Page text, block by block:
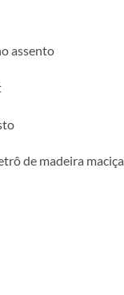
assento
de madeira maciça